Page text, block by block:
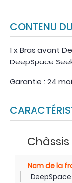
CONTENU
1 x Bras avant
DeepSpace
Garantie : 24
Châssis
Nom de la
DeepSpace